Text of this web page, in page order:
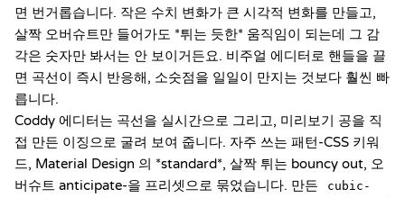
면 번거롭습니다. 작은 수치 변화가 큰 시각적 변화를 만들고,
살짝 오버슈트만 들어가도 *튀는 듯한* 움직임이 되는데 그 감
각은 숫자만 봐서는 안 보이거든요. 비주얼 에디터로 핸들을 끌
면 곡선이 즉시 반응해, 소숫점을 일일이 만지는 것보다 훨씬 빠
릅니다.
Coddy 에디터는 곡선을 실시간으로 그리고, 미리보기 공을 직
접 만든 이징으로 굴려 보여 줍니다. 자주 쓰는 패턴-CSS 키워
드, Material Design 의 *standard*, 살짝 튀는 bouncy out, 오
버슈트 anticipate-을 프리셋으로 묶었습니다. 만든
cubic-